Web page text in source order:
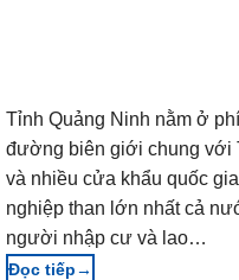
Tỉnh Quảng Ninh nằm ở
đường biên giới chung với
và nhiều cửa khẩu quốc
nghiệp than lớn nhất cả
người nhập cư và lao…
→